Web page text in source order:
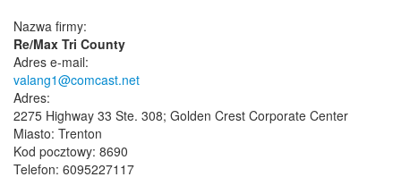
Nazwa firmy:
Re/Max Tri County
Adres e-mail:
valang1@comcast.net
Adres:
2275 Highway 33 Ste. 308; Golden Crest Corporate Center
Miasto: Trenton
Kod pocztowy: 8690
Telefon: 6095227117